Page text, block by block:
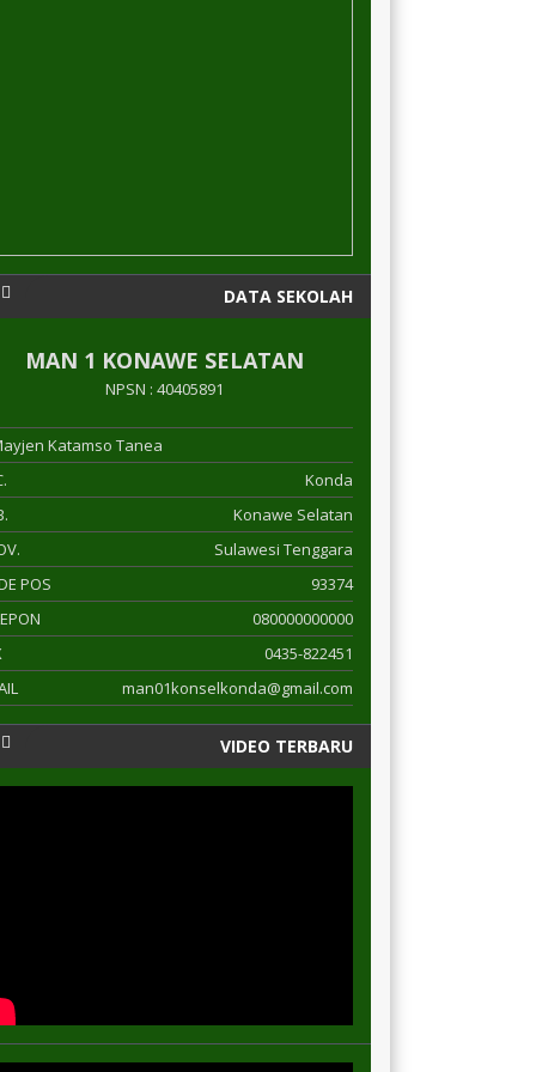
DATA SEKOLAH
MAN 1 KONAWE SELATAN
NPSN : 40405891
Katamso Tanea
Konda
Konawe Selatan
Sulawesi Tenggara
POS
93374
080000000000
0435-822451
man01konselkonda@gmail.com
VIDEO TERBARU